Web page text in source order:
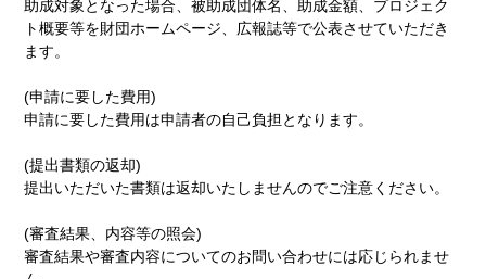
助成対象となった場合、被助成団体名、助成金額、プロジェク
ト概要等を財団ホームページ、広報誌等で公表させていただき
ます。
(申請に要した費用)
申請に要した費用は申請者の自己負担となります。
(提出書類の返却)
提出いただいた書類は返却いたしませんのでご注意ください。
(審査結果、内容等の照会)
審査結果や審査内容についてのお問い合わせには応じられませ